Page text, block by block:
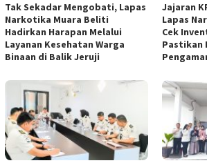
Tak Sekadar Mengobati, Lapas
Narkotika Muara Beliti
Hadirkan Harapan Melalui
Layanan Kesehatan Warga
Binaan di Balik Jeruji
Jajaran
Lapas
Cek
Pastikan